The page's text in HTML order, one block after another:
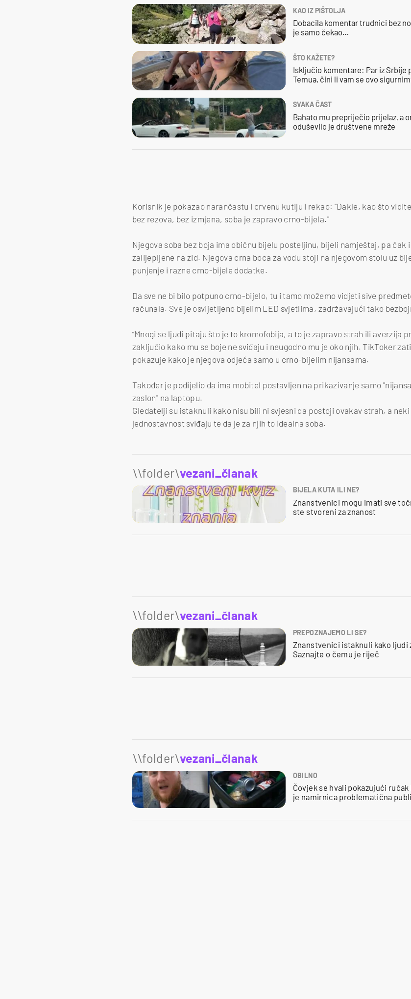
KAO IZ PIŠTOLJA
Dobacila komentar trudnici bez
je samo čekao…
ŠTO KAŽETE?
Isključio komentare: Par iz Srbije
Temua, čini li vam se ovo
SVAKA ČAST
Bahato mu prepriječio prijelaz, a
oduševilo je društvene mreže
Korisnik je pokazao narančastu i crvenu kutiju i rekao: "Dakle, kao što
bez rezova, bez izmjena, soba je zapravo crno-bijela."
Njegova soba bez boja ima običnu bijelu posteljinu, bijeli namještaj, pa
zalijepljene na zid. Njegova crna boca za vodu stoji na njegovom stolu uz
punjenje i razne crno-bijele dodatke.
Da sve ne bi bilo potpuno crno-bijelo, tu i tamo možemo vidjeti sive
računala. Sve je osvijetljeno bijelim LED svjetlima, zadržavajući tako
“Mnogi se ljudi pitaju što je to kromofobija, a to je zapravo strah ili averzija
zaključio kako mu se boje ne sviđaju i neugodno mu je oko njih. TikToker
pokazuje kako je njegova odjeća samo u crno-bijelim nijansama.
Također je podijelio da ima mobitel postavljen na prikazivanje samo
zaslon'' na laptopu.
Gledatelji su istaknuli kako nisu bili ni svjesni da postoji ovakav strah, a
jednostavnost sviđaju te da je za njih to idealna soba.
\\folder\vezani_članak
BIJELA KUTA ILI NE?
Znanstvenici mogu imati sve
ste stvoreni za znanost
\\folder\vezani_članak
PREPOZNAJEMO LI SE?
Znanstvenici istaknuli kako ljudi
Saznajte o čemu je riječ
\\folder\vezani_članak
OBILNO
Čovjek se hvali pokazujući
je namirnica problematična